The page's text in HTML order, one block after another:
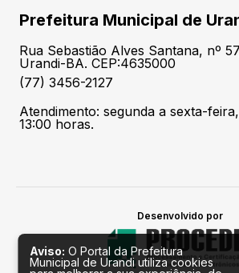
Prefeitura Municipal de
Rua Sebastião Alves Santana, nº
Urandi-BA. CEP:4635000
(77) 3456-2127
Atendimento: segunda a sexta-
13:00 horas.
Desenvolvido por
Aviso: O Portal da Prefeitura
Municipal de Urandi utiliza cookies